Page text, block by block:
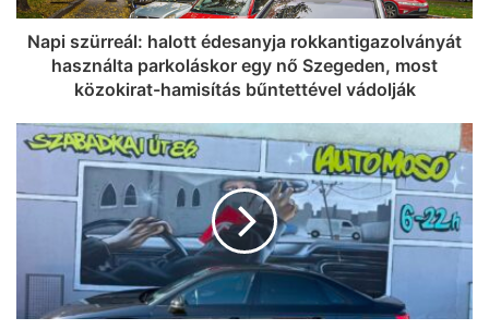
Napi szürreál: halott édesanyja rokkantigazolványát
használta parkoláskor egy nő Szegeden, most
közokirat-hamisítás bűntettével vádolják